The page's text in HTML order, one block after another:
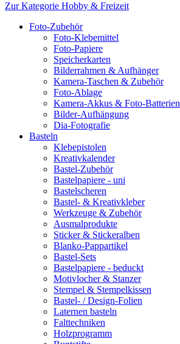
Zur Kategorie Hobby & Freizeit
Foto-Zubehör
Foto-Klebemittel
Foto-Papiere
Speicherkarten
Bilderrahmen & Aufhänger
Kamera-Taschen & Zubehör
Foto-Ablage
Kamera-Akkus & Foto-Batterien
Bilder-Aufhängung
Dia-Fotografie
Basteln
Klebepistolen
Kreativkalender
Bastel-Zubehör
Bastelpapiere - uni
Bastelscheren
Bastel- & Kreativkleber
Werkzeuge & Zubehör
Ausmalprodukte
Sticker & Stickeralben
Blanko-Pappartikel
Bastel-Sets
Bastelpapiere - beduckt
Motivlocher & Stanzer
Stempel & Stempelkissen
Bastel- / Design-Folien
Laternen basteln
Falttechniken
Holzprogramm